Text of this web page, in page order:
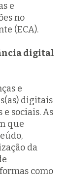
e
no
(ECA).
digital
e
digitais
sociais. As
que
da
como